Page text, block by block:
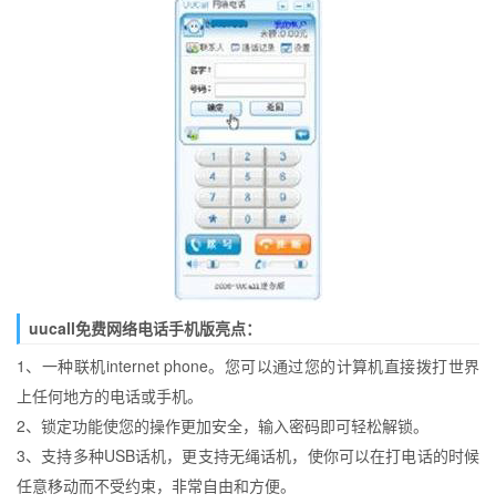
uucall免费网络电话手机版亮点：
1、一种联机internet phone。您可以通过您的计算机直接拨打世界
上任何地方的电话或手机。
2、锁定功能使您的操作更加安全，输入密码即可轻松解锁。
3、支持多种USB话机，更支持无绳话机，使你可以在打电话的时候
任意移动而不受约束，非常自由和方便。